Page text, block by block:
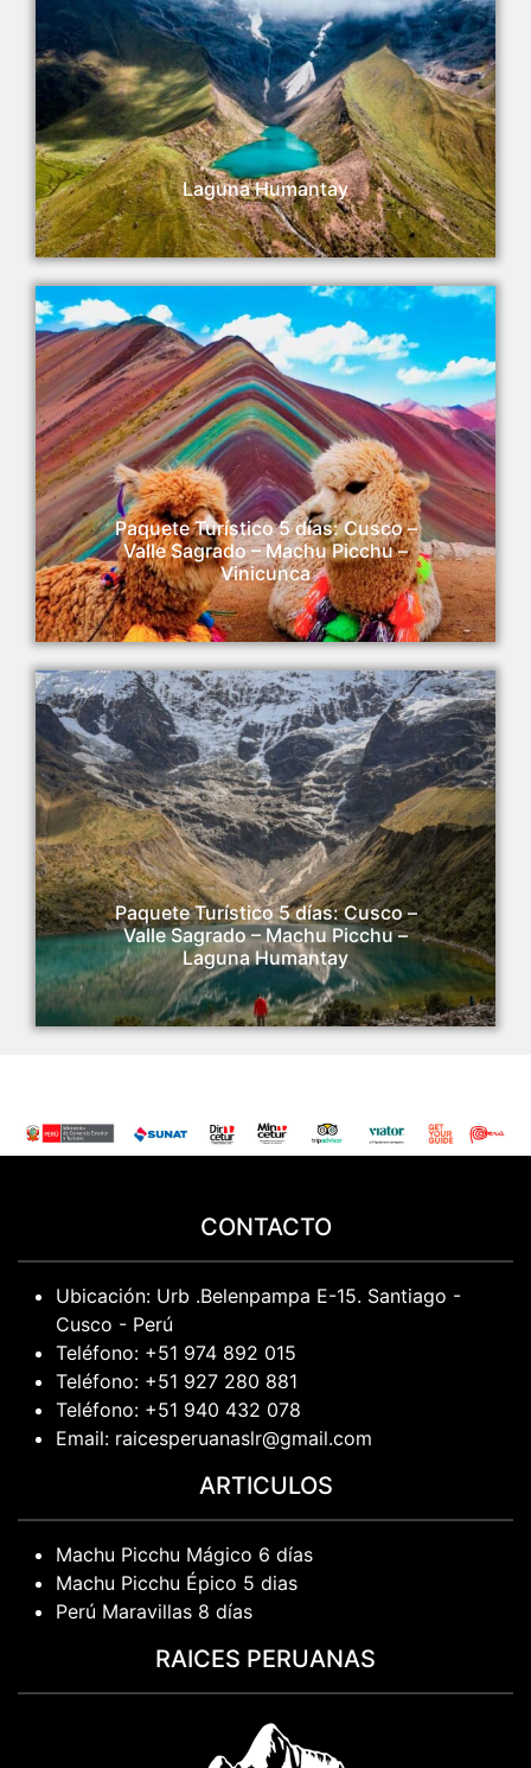
Laguna Humantay
Paquete Turístico 5 días: Cusco –
Valle Sagrado – Machu Picchu –
Vinicunca
Paquete Turístico 5 días: Cusco –
Valle Sagrado – Machu Picchu –
Laguna Humantay
CONTACTO
Ubicación: Urb .Belenpampa E-15. Santiago -
Cusco - Perú
Teléfono: +51 974 892 015
Teléfono: +51 927 280 881
Teléfono: +51 940 432 078
Email: raicesperuanaslr@gmail.com
ARTICULOS
Machu Picchu Mágico 6 días
Machu Picchu Épico 5 dias
Perú Maravillas 8 días
RAICES PERUANAS